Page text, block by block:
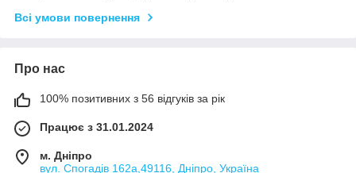
Всі умови повернення
Про нас
100% позитивних з 56 відгуків за рік
Працює з 31.01.2024
м. Дніпро
вул. Спогадів 162а,49116, Дніпро, Україна